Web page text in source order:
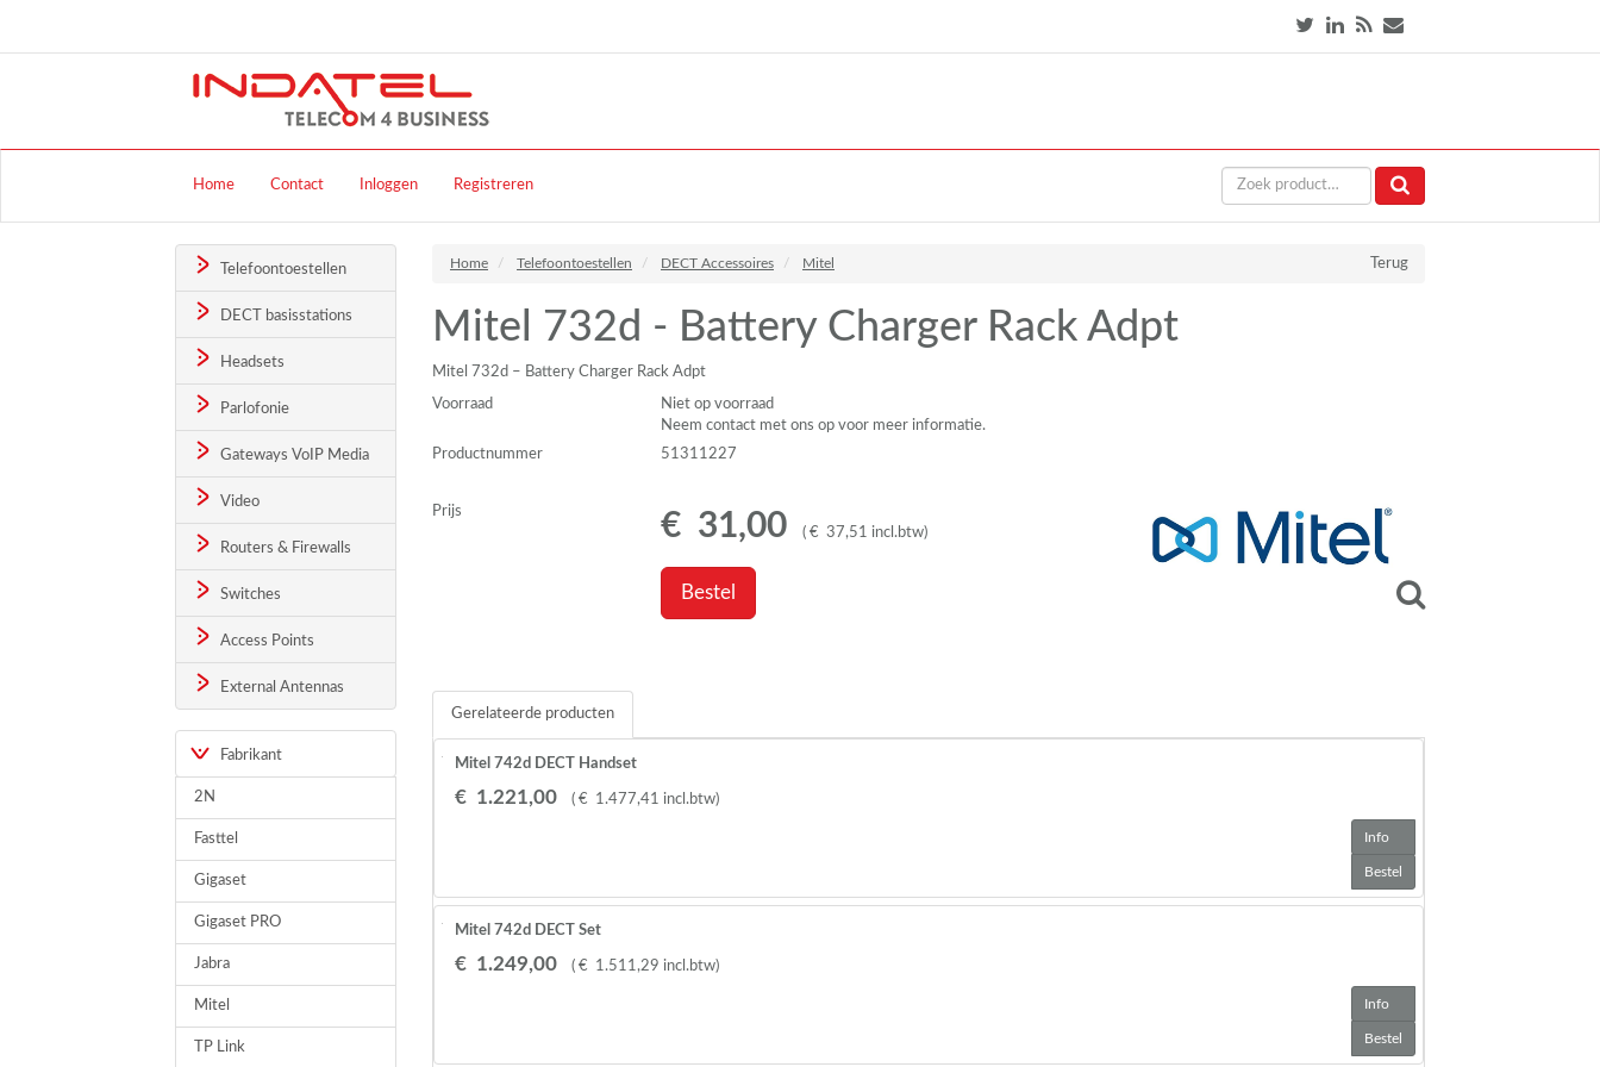
Home Contact Inloggen Registreren
Telefoontoestellen
DECT basisstations
Headsets
Parlofonie
Gateways VoIP Media
Video
Routers & Firewalls
Switches
Access Points
External Antennas
Fabrikant
2N
Fasttel
Gigaset
Gigaset PRO
Jabra
Mitel
TP Link
Terug
Home Telefoontoestellen DECT Accessoires Mitel
Mitel 732d - Battery Charger Rack Adpt
Mitel 732d – Battery Charger Rack Adpt
Voorraad
Niet op voorraad
Neem contact met ons op voor meer informatie.
Productnummer
51311227
Prijs € 31,00 ( € 37,51 incl.btw)
Bestel
Gerelateerde producten
Mitel 742d DECT Handset
€ 1.221,00 ( € 1.477,41 incl.btw)
Info
Bestel
Mitel 742d DECT Set
€ 1.249,00 ( € 1.511,29 incl.btw)
Info
Bestel